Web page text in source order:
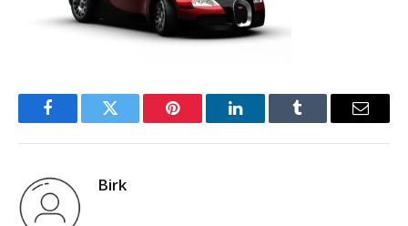
FacebookTwitter Pinterest LinkedInTumblr Email
Birk